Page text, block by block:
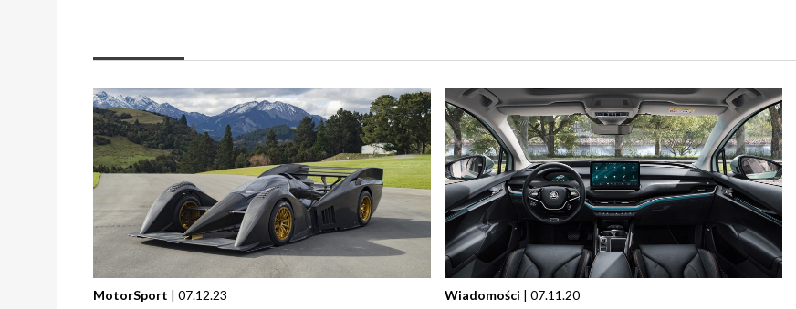
MotorSport | 07.12.23 Wiadomości | 07.11.20